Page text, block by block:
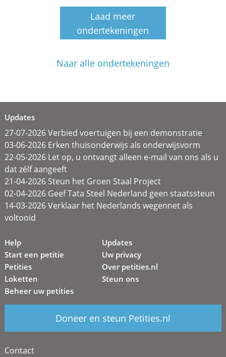
Laad meer
ondertekeningen
Naar alle ondertekeningen
Updates
27-07-2026 Verbied voertuigen bij een demonstratie
03-06-2026 Erken thuisonderwijs als onderwijsvorm
22-05-2026 Let op, u ontvangt alleen e-mail van ons als u
dat zélf aangeeft
21-04-2026 Steun het Groen Staal Project
02-04-2026 Geef Tata Steel Nederland geen staatssteun
14-03-2026 Verklaar het Nederlands wegennet als
voltooid
Help
Start een petitie
Petities
Loketten
Beheer uw petities
Updates
Uw privacy
Over petities.nl
Steun ons
Doneer en steun Petities.nl
Contact